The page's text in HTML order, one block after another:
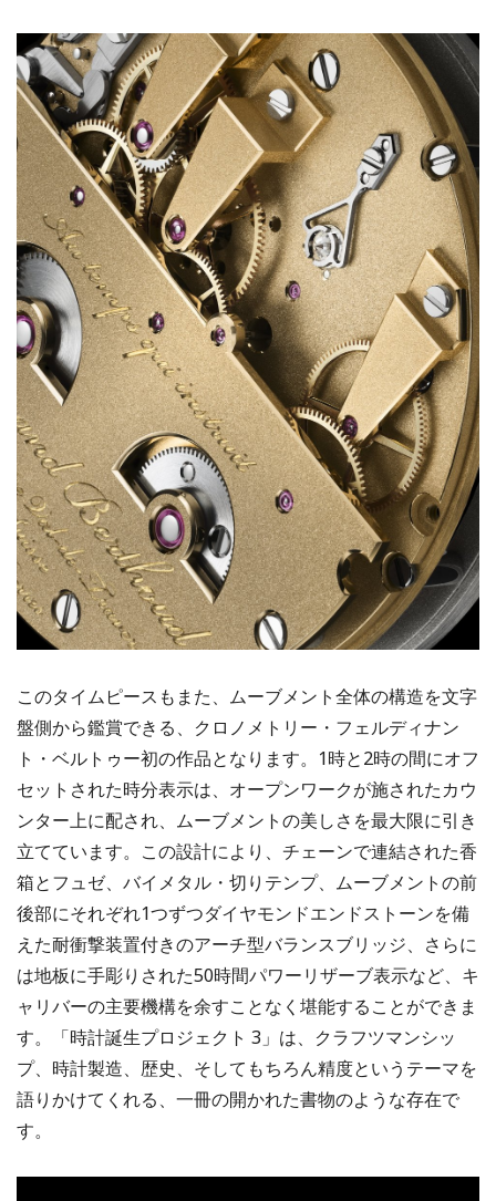
このタイムピースもまた、ムーブメント全体の構造を文字
盤側から鑑賞できる、クロノメトリー・フェルディナン
ト・ベルトゥー初の作品となります。1時と2時の間にオフ
セットされた時分表示は、オープンワークが施されたカウ
ンター上に配され、ムーブメントの美しさを最大限に引き
立てています。この設計により、チェーンで連結された香
箱とフュゼ、バイメタル・切りテンプ、ムーブメントの前
後部にそれぞれ1つずつダイヤモンドエンドストーンを備
えた耐衝撃装置付きのアーチ型バランスブリッジ、さらに
は地板に手彫りされた50時間パワーリザーブ表示など、キ
ャリバーの主要機構を余すことなく堪能することができま
す。「時計誕生プロジェクト 3」は、クラフツマンシッ
プ、時計製造、歴史、そしてもちろん精度というテーマを
語りかけてくれる、一冊の開かれた書物のような存在で
す。